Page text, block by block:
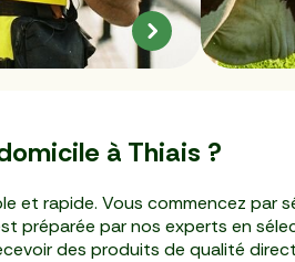
à Thiais ?
et rapide. Vous commencez
préparée par nos experts en
des produits de qualité